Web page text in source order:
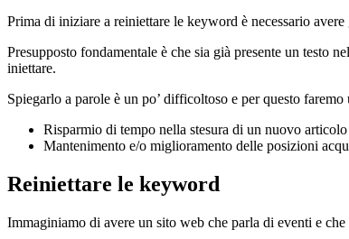
Prima di iniziare a reiniettare le keyword è necessario
Presupposto fondamentale è che sia già presente un testo
iniettare.
Spiegarlo a parole è un po’ difficoltoso e per questo
Risparmio di tempo nella stesura di un nuovo
Mantenimento e/o miglioramento delle posizioni
Reiniettare le keyword
Immaginiamo di avere un sito web che parla di eventi e